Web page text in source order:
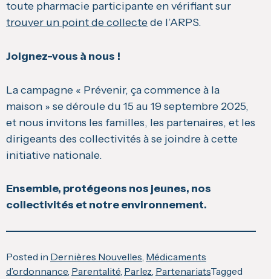
toute pharmacie participante en vérifiant sur
trouver un point de collectede l’ARPS.
Joignez-vous à nous !
La campagne « Prévenir, ça commence à la
maison » se déroule du 15 au 19 septembre 2025,
et nous invitons les familles, les partenaires, et les
dirigeants des collectivités à se joindre à cette
initiative nationale.
Ensemble, protégeons nos jeunes, nos
collectivités et notre environnement.
Posted in Dernières Nouvelles, Médicaments
d’ordonnance, Parentalité, Parlez, PartenariatsTagged